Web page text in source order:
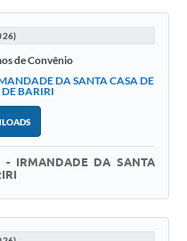
de Convênio
DA SANTA CASA DE
BARIRI
- IRMANDADE DA SANTA